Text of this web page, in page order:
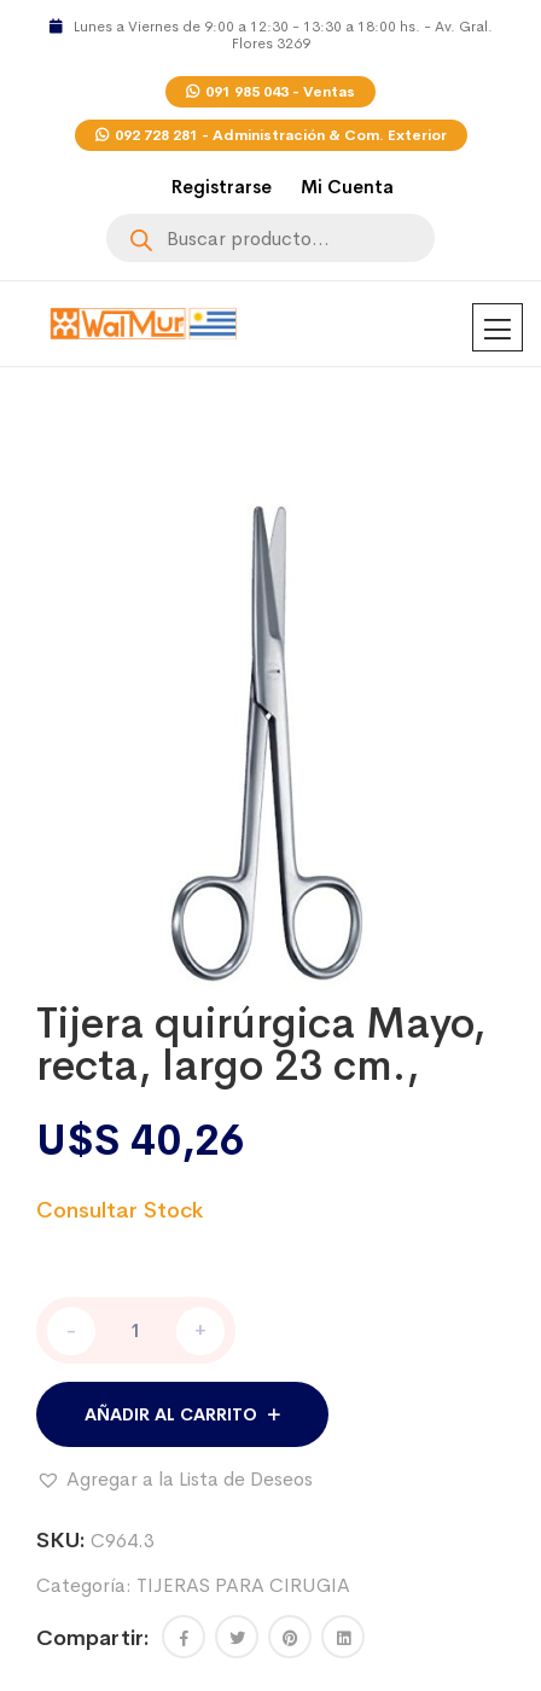
Lunes a Viernes de 9:00 a 12:30 - 13:30 a 18:00 hs. - Av. Gral.
Flores 3269
091 985 043 - Ventas
092 728 281 - Administración & Com. Exterior
Registrarse Mi Cuenta
Tijera quirúrgica Mayo,
recta, largo 23 cm.,
U$S 40,26
quirúrgica
recta,
largo
23
cantidad
- +
AÑADIR AL CARRITO
Agregar a la Lista de Deseos
SKU: C964.3
Categoría: TIJERAS PARA CIRUGIA
Compartir: